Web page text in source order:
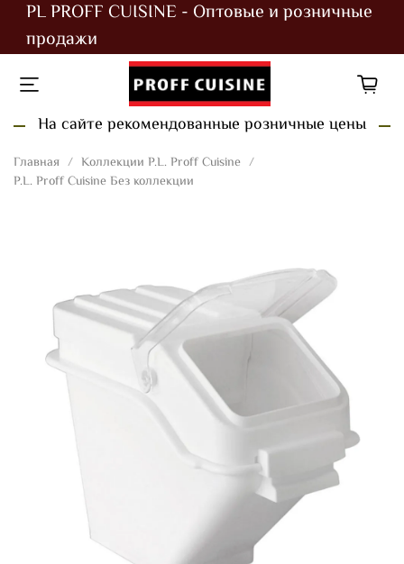
PL PROFF CUISINE - Оптовые и розничные
продажи
На сайте рекомендованные розничные цены
Главная
Коллекции P.L. Proff Cuisine
P.L. Proff Cuisine Без коллекции